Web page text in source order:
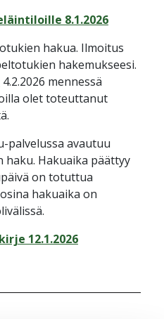
8.1.2026
hakua. Ilmoitus
hakemukseesi.
4.2.2026 mennessä
olet toteuttanut
palvelussa avautuu
haku. Hakuaika päättyy
on totuttua
hakuaika on
12.1.2026